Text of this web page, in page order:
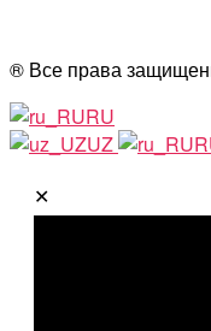
® Все права
RU
UZ
✕